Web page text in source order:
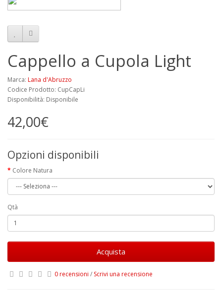
Cappello a Cupola Light
Marca: Lana d'Abruzzo
Codice Prodotto: CupCapLi
Disponibilità: Disponibile
42,00€
Opzioni disponibili
Colore Natura
Qtà
Acquista
0 recensioni / Scrivi una recensione